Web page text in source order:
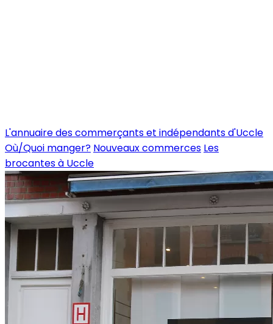
L'annuaire des commerçants et indépendants d'Uccle
Où/Quoi manger? Nouveaux commerces Les
brocantes à Uccle